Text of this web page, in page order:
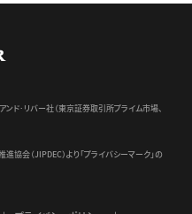
ンド･リバー社（東京証券取引所プライム市場、
協会（JIPDEC）より 「プライバシーマーク」の